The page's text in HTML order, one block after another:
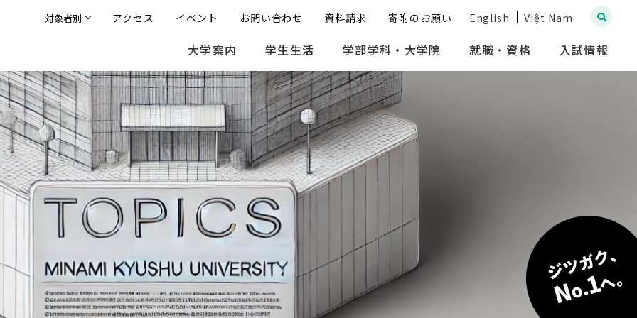
大学案内 学生生活 学部学科・大学院 就職・資格 入試情報
English Việt Nam
対象者別 アクセス イベント お問い合わせ 資料請求 寄附のお願い
ジツガク、
No.1へ。